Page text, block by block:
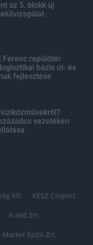
az 5. blokk új
Ferenc repülőtér
bázis út- és
fejlesztése
vezetéken
Kft. KÉSZ Csoport
A-Híd Zrt.
Market Építő Zrt.